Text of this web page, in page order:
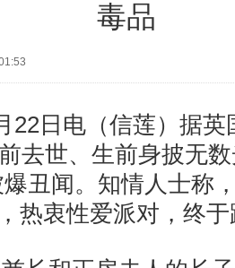
毒品
22日电（信莲）据
去世、生前身披无
丑闻。知情人士称
热衷性爱派对，终